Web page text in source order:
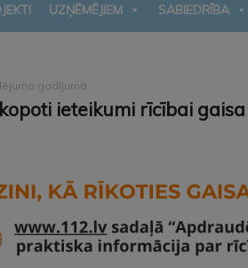
UZŅĒMĒJIEM SABIEDRĪBA
gadījumā
ieteikumi rīcībai